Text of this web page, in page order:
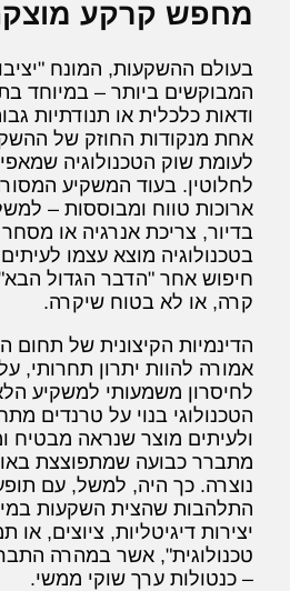
מחפש קרקע
בעולם ההשקעות, המונח
המבוקשים ביותר – במיוחד
ודאות כלכלית או תנודתיות
אחת מנקודות החוזק של
לעומת שוק הטכנולוגיה
לחלוטין. בעוד המשקיע
ארוכות טווח ומבוססות –
בדיור, צריכת אנרגיה או
בטכנולוגיה מוצא עצמו
חיפוש אחר "הדבר הגדול
קרה, או לא בטוח שיקרה.
הדינמיות הקיצונית של תחום
אמורה להוות יתרון תחרותי,
לחיסרון משמעותי למשקיע
הטכנולוגי בנוי על טרנדים
ולעיתים מוצר שנראה מבטיח
מתברר כבועה שמתפוצצת
התלהבות שהצית השקעות
יצירות דיגיטליות, ציוצים, או
טכנולוגית", אשר במהרה
– כנטולות ערך שוקי ממשי.